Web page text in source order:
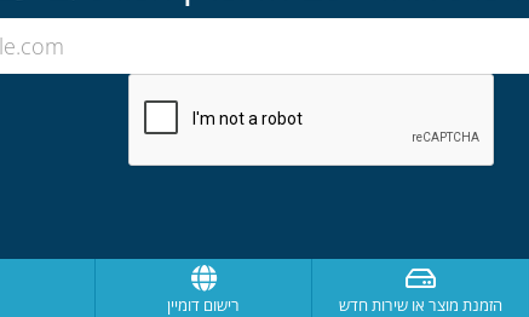
רישום דומיין הזמנת מוצר או שירות חדש